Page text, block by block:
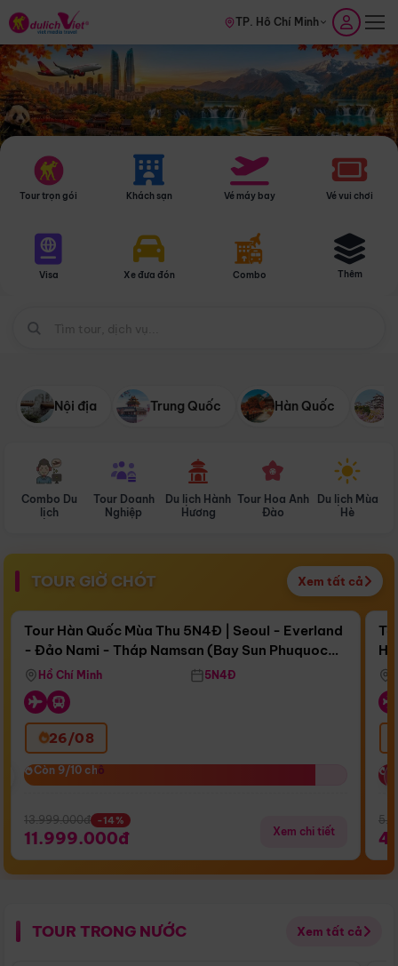
TP. Hồ Chí Minh
Tour trọn gói Khách sạn Vé máy bay Vé vui chơi
Visa Xe đưa đón Combo Thêm
Nội địa Trung Quốc Hàn Quốc
Combo Du
lịch
Tour Doanh
Nghiệp
Du lịch Hành
Hương
Tour Hoa Anh
Đào
Du lịch Mùa
Hè
TOUR GIỜ CHÓT Xem tất cả
Còn16 ngày 20:33:20
Bay Sun Phuquoc Airways
Điểm nổi bật
Tour Hàn Quốc Mùa Thu 5N4Đ | Seoul - Everland
- Đảo Nami - Tháp Namsan (Bay Sun Phuquoc
Airways)
Hồ Chí Minh 5N4Đ
26/08
Còn 9/10 chỗ
Còn 9/10 chỗ
13.999.000đ -14%
11.999.000đ Xem chi tiết
TOUR TRONG NƯỚC Xem tất cả
Điểm nổi bật